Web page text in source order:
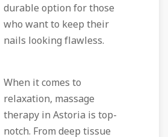
durable option for those
who want to keep their
nails looking flawless.
When it comes to
relaxation, massage
therapy in Astoria is top-
notch. From deep tissue